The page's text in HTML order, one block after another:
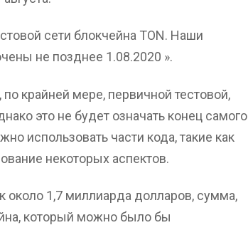
сети блокчейна TON. Наши
не позднее 1.08.2020 ».
крайней мере, первичной тестовой,
это не будет означать конец самого
использовать части кода, такие как
некоторых аспектов.
около 1,7 миллиарда долларов, сумма,
который можно было бы